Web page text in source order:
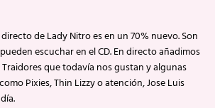
de Lady Nitro es en un 70% nuevo. Son
escuchar en el CD. En directo añadimos
que todavía nos gustan y algunas
Pixies, Thin Lizzy o atención, Jose Luis